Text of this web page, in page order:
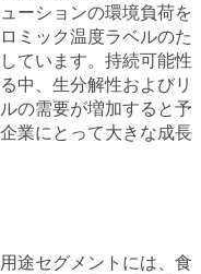
ーションの環境負荷を
ミック温度ラベルのた
ています。持続可能性
中、生分解性およびリ
の需要が増加すると予
業にとって大きな成長
途セグメントには、食